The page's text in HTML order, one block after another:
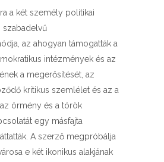
a két személy politikai
szabadelvű
az ahogyan támogatták a
intézmények és az
a megerősítését, az
kritikus szemlélet és az a
örmény és a török
egy másfajta
A szerző megpróbálja
e két ikonikus alakjának